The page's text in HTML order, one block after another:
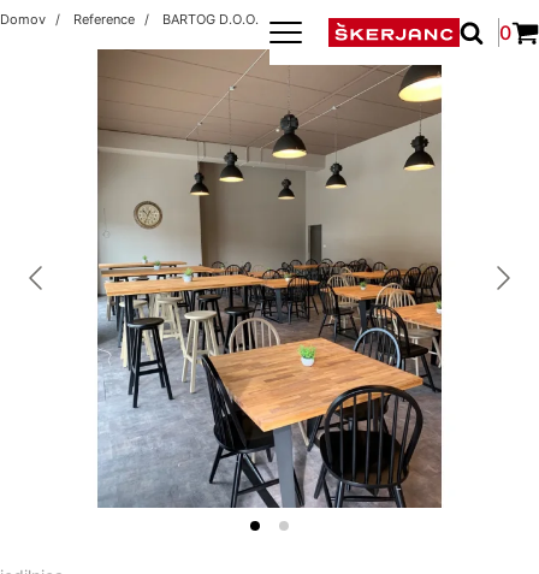
0
Domov Reference BARTOG D.O.O.